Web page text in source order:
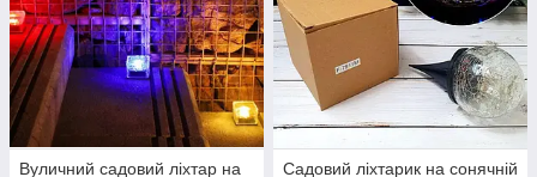
Вуличний садовий ліхтар на
Садовий ліхтарик на сонячній